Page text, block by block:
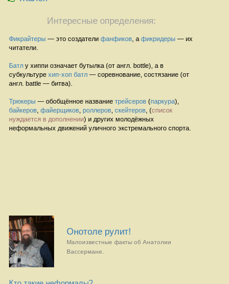
Интересные определения:
Фикрайтеры — это создатели фанфиков , а фикридеры — их
читатели.
Батл у хиппи означает бутылка (от англ. bottle), а в
субкультуре хип-хоп батл — соревнование, состязание (от
англ. battle — битва).
Трюкеры — обобщённое название трейсеров (паркура),
байкеров файерщиков роллеров скейтеров , (список
нуждается в дополнении) и других молодёжных
неформальных движений уличного экстремального спорта.
Онотоле рулит!
Малоизвестные факты об Анатолии
Вассермане.